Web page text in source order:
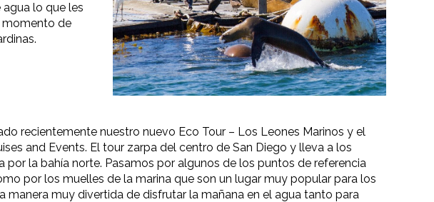
lo que les
momento de
recientemente nuestro nuevo Eco Tour – Los Leones Marinos y el
and Events. El tour zarpa del centro de San Diego y lleva a los
por la bahía norte. Pasamos por algunos de los puntos de referencia
por los muelles de la marina que son un lugar muy popular para los
manera muy divertida de disfrutar la mañana en el agua tanto para